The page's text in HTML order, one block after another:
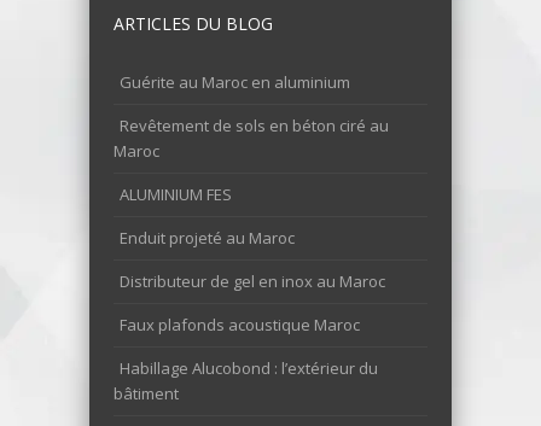
ARTICLES DU BLOG
Guérite au Maroc en aluminium
Revêtement de sols en béton ciré au
Maroc
ALUMINIUM FES
Enduit projeté au Maroc
Distributeur de gel en inox au Maroc
Faux plafonds acoustique Maroc
Habillage Alucobond : l’extérieur du
bâtiment